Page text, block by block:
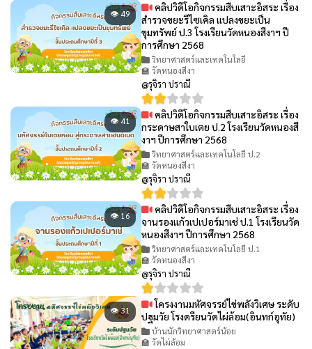
👁 49
คลิปวิดีโอกิจกรรมสืบเสาะอิสระ เรื่อง
สำรวจขยะรีไซเคิล แปลงขยะเป็น
ขุมทรัพย์ ป.3 โรงเรียนวัดหนองสีงาฯ ปี
การศึกษา 2568
วิทยาศาสตร์และเทคโนโลยี
🏫 วัดหนองสีงา
@รุจิรา ปราณี
👁 41
คลิปวิดีโอกิจกรรมสืบเสาะอิสระ เรื่อง
กระดาษสาใบเตย ป.2 โรงเรียนวัดหนองสี
งาฯ ปีการศึกษา 2568
วิทยาศาสตร์และเทคโนโลยี ป.2
🏫 วัดหนองสีงา
@รุจิรา ปราณี
👁 16
คลิปวิดีโอกิจกรรมสืบเสาะอิสระ เรื่อง
จานรองแก้วเปเปอร์มาเช่ ป.1 โรงเรียนวัด
หนองสีงาฯ ปีการศึกษา 2568
วิทยาศาสตร์และเทคโนโลยี ป.1
🏫 วัดหนองสีงา
@รุจิรา ปราณี
👁 31
โครงงานมหัศจรรย์ไข่พลังวิเศษ ระดับ
ปฐมวัย โรงดรียนวัดไผ่ล้อม(อินทก์อุทัย)
บ้านนักวิทยาศาสตร์น้อย
🏫 วัดไผ่ล้อม